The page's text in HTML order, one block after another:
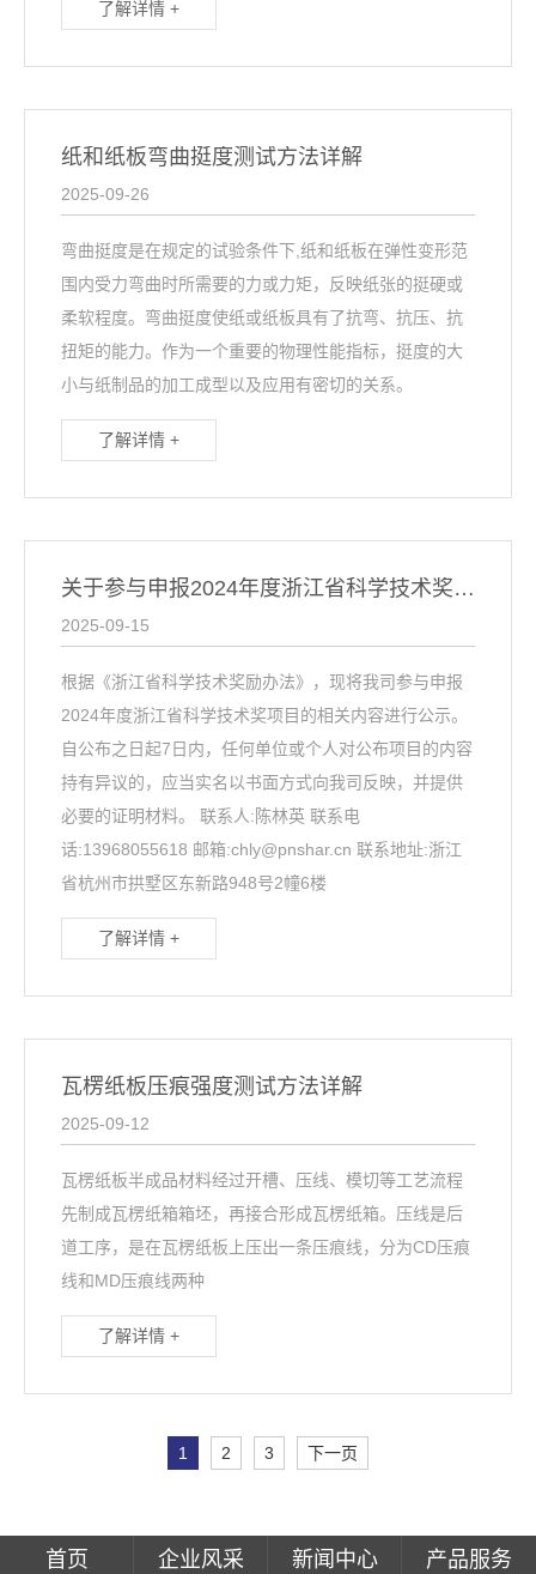
了解详情 +
纸和纸板弯曲挺度测试方法详解
2025-09-26
弯曲挺度是在规定的试验条件下,纸和纸板在弹性变形范
围内受力弯曲时所需要的力或力矩，反映纸张的挺硬或
柔软程度。弯曲挺度使纸或纸板具有了抗弯、抗压、抗
扭矩的能力。作为一个重要的物理性能指标，挺度的大
小与纸制品的加工成型以及应用有密切的关系。
了解详情 +
关于参与申报2024年度浙江省科学技术奖项目的公示
2025-09-15
根据《浙江省科学技术奖励办法》，现将我司参与申报
2024年度浙江省科学技术奖项目的相关内容进行公示。
自公布之日起7日内，任何单位或个人对公布项目的内容
持有异议的，应当实名以书面方式向我司反映，并提供
必要的证明材料。 联系人:陈林英 联系电
话:13968055618 邮箱:chly@pnshar.cn 联系地址:浙江
省杭州市拱墅区东新路948号2幢6楼
了解详情 +
瓦楞纸板压痕强度测试方法详解
2025-09-12
瓦楞纸板半成品材料经过开槽、压线、模切等工艺流程
先制成瓦楞纸箱箱坯，再接合形成瓦楞纸箱。压线是后
道工序，是在瓦楞纸板上压出一条压痕线，分为CD压痕
线和MD压痕线两种
了解详情 +
1 2 3 下一页
首页 企业风采 新闻中心 产品服务